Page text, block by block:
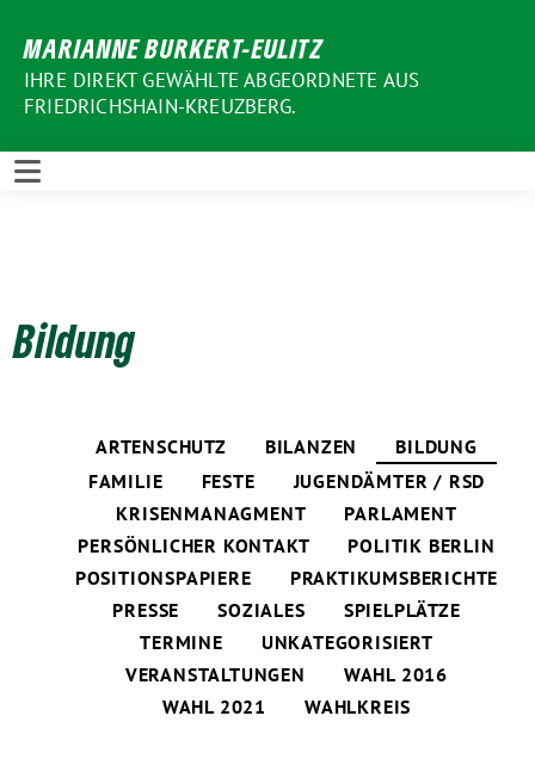
zum
Inhalt
MARIANNE BURKERT-EULITZ
IHRE DIREKT GEWÄHLTE ABGEORDNETE AUS
FRIEDRICHSHAIN-KREUZBERG.
Bildung
ARTENSCHUTZ BILANZEN
BILDUNG
FAMILIE
FESTE
JUGENDÄMTER / RSD
KRISENMANAGMENT
PARLAMENT
PERSÖNLICHER KONTAKT
POLITIK BERLIN
POSITIONSPAPIERE
PRAKTIKUMSBERICHTE
PRESSE
SOZIALES
SPIELPLÄTZE
TERMINE
UNKATEGORISIERT
VERANSTALTUNGEN
WAHL 2016
WAHL 2021
WAHLKREIS